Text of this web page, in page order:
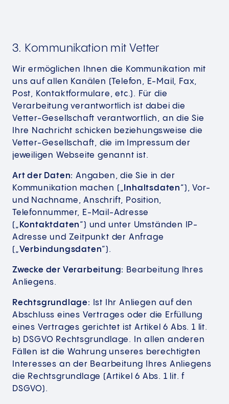
3. Kommunikation mit Vetter
Wir ermöglichen Ihnen die Kommunikation mit
uns auf allen Kanälen (Telefon, E-Mail, Fax,
Post, Kontaktformulare, etc.). Für die
Verarbeitung verantwortlich ist dabei die
Vetter-Gesellschaft verantwortlich, an die Sie
Ihre Nachricht schicken beziehungsweise die
Vetter-Gesellschaft, die im Impressum der
jeweiligen Webseite genannt ist.
Art der Daten: Angaben, die Sie in der
Kommunikation machen („ Inhaltsdaten“), Vor-
und Nachname, Anschrift, Position,
Telefonnummer, E-Mail-Adresse
(„ Kontaktdaten“) und unter Umständen IP-
Adresse und Zeitpunkt der Anfrage
(„Verbindungsdaten“).
Zwecke der Verarbeitung: Bearbeitung Ihres
Anliegens.
Rechtsgrundlage:
Ist Ihr Anliegen auf den
Abschluss eines Vertrages oder die Erfüllung
eines Vertrages gerichtet ist Artikel 6 Abs. 1 lit.
b) DSGVO Rechtsgrundlage. In allen anderen
Fällen ist die Wahrung unseres berechtigten
Interesses an der Bearbeitung Ihres Anliegens
die Rechtsgrundlage (Artikel 6 Abs. 1 lit. f
DSGVO).